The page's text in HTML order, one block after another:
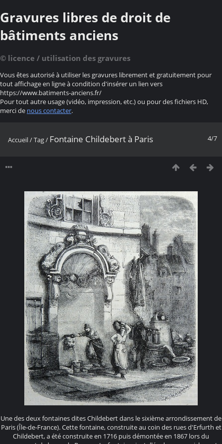
Gravures libres de droit de
bâtiments anciens
© licence / utilisation des gravures
Vous êtes autorisé à utiliser les gravures librement et gratuitement pour
tout affichage en ligne à condition d'insérer un lien vers
https://www.batiments-anciens.fr/
Pour tout autre usage (vidéo, impression, etc.) ou pour des fichiers HD,
merci de nous contacter.
4/7
Accueil/Tag/ Fontaine Childebert à Paris
Une des deux fontaines dites Childebert dans le sixième arrondissement de
Paris (Île-de-France). Cette fontaine, construite au coin des rues d'Erfurth et
Childebert, a été construite en 1716 puis démontée en 1867 lors du